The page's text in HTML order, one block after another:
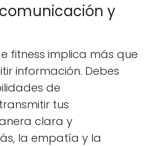
y
fitness implica más que
información. Debes
de
tus
clara y
la empatía y la